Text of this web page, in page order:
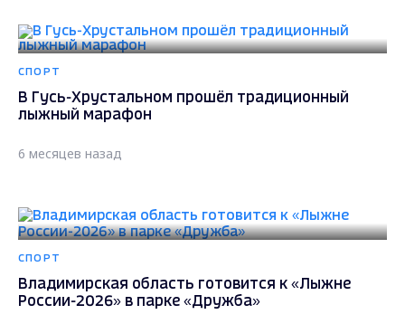
СПОРТ
В Гусь-Хрустальном прошёл традиционный
лыжный марафон
6 месяцев назад
СПОРТ
Владимирская область готовится к «Лыжне
России-2026» в парке «Дружба»